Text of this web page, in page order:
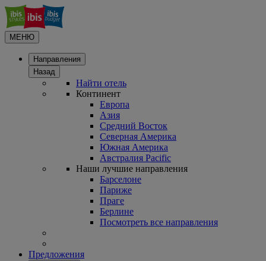
МЕНЮ
Направления
Назад
Найти отель
Континент
Европа
Азия
Средний Восток
Северная Америка
Южная Америка
Австралия Pacific
Наши лучшие направления
Барселоне
Париже
Праге
Берлине
Посмотреть все направления
Предложения